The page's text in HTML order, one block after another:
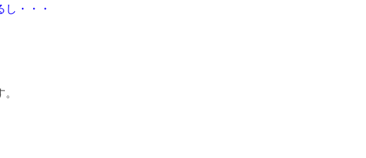
・・・